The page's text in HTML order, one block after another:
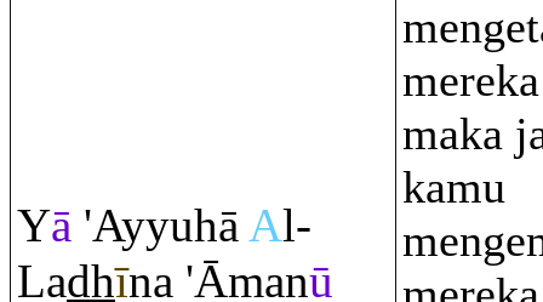
Yā 'AyyuhāAl-
Ladhīna 'Āmanū
maka
kamu